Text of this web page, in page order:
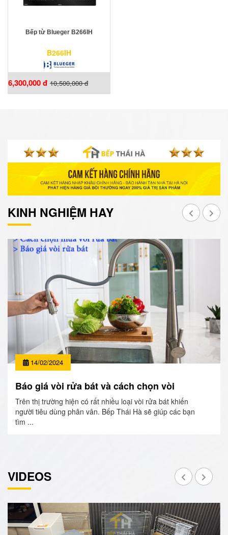
Bếp từ Blueger B266IH
B266IH
6,300,000 đ 10,500,000 đ
KINH NGHIỆM HAY
14/02/2024
Báo giá vòi rửa bát và cách chọn vòi
Trên thị trường hiện có rất nhiều loại vòi rửa bát khiến
người tiêu dùng phân vân. Bếp Thái Hà sẽ giúp các bạn
tìm ...
VIDEOS